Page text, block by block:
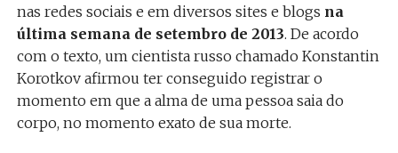
nas redes sociais e em diversos sites e blogs na
última semana de setembro de 2013. De acordo
com o texto, um cientista russo chamado Konstantin
Korotkov afirmou ter conseguido registrar o
momento em que a alma de uma pessoa saia do
corpo, no momento exato de sua morte.